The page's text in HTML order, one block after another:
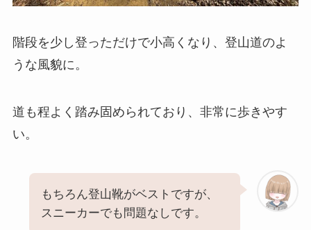
階段を少し登っただけで小高くなり、登山道のよ
うな風貌に。
道も程よく踏み固められており、非常に歩きやす
い。
もちろん登山靴がベストですが、
スニーカーでも問題なしです。